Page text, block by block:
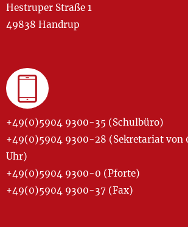
Hestruper Straße 1
49838 Handrup
+49(0)5904 9300-35 (Schulbüro)
+49(0)5904 9300-28 (Sekretariat von
Uhr)
+49(0)5904 9300-0 (Pforte)
+49(0)5904 9300-37 (Fax)